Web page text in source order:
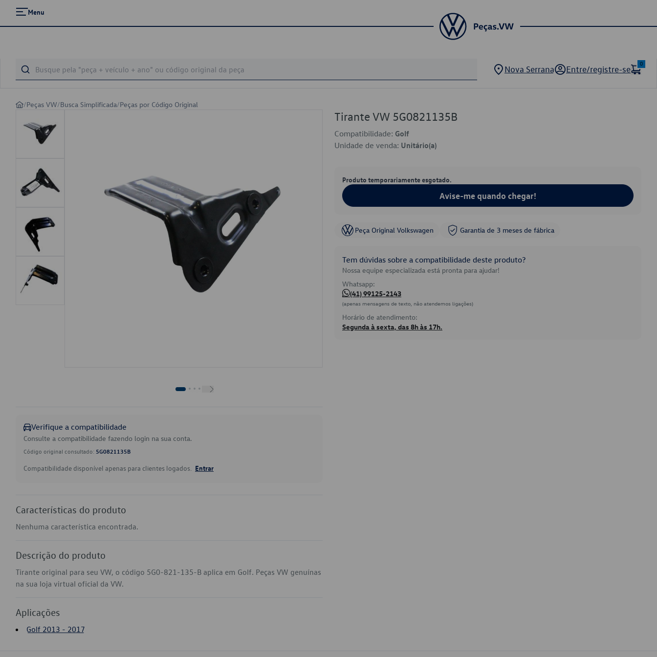
Menu
Nova Serrana Entre/registre-se
0
/Peças VW/Busca Simplificada/Peças por Código Original
Verifique a compatibilidade
Consulte a compatibilidade fazendo login na sua conta.
Código original consultado: 5G0821135B
Compatibilidade disponível apenas para clientes logados. Entrar
Características do produto
Nenhuma característica encontrada.
Descrição do produto
Tirante original para seu VW, o código 5G0-821-135-B aplica em Golf. Peças VW genuínas
na sua loja virtual oficial da VW.
Aplicações
Golf 2013 - 2017
Tirante VW 5G0821135B
Compatibilidade: Golf
Unidade de venda: Unitário(a)
Produto temporariamente esgotado.
Avise-me quando chegar!
Peça Original Volkswagen Garantia de 3 meses de fábrica
Tem dúvidas sobre a compatibilidade deste produto?
Nossa equipe especializada está pronta para ajudar!
Whatsapp:
(41) 99125-2143
(apenas mensagens de texto, não atendemos ligações)
Horário de atendimento:
Segunda à sexta, das 8h às 17h.